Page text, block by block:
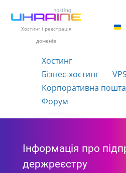
Хостинг і реєстрація
доменів
Хостинг
Бізнес-хостинг
VPS
Корпоративна пошта
Форум
Інформація про
держреєстру